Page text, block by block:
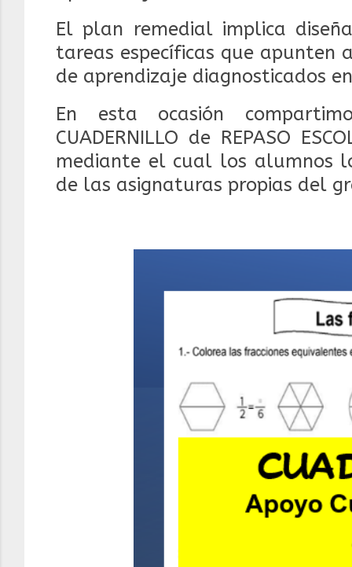
El plan remedial implica
tareas específicas que apunten
de aprendizaje diagnosticados
En esta ocasión
CUADERNILLO de REPASO
mediante el cual los alumnos
de las asignaturas propias del